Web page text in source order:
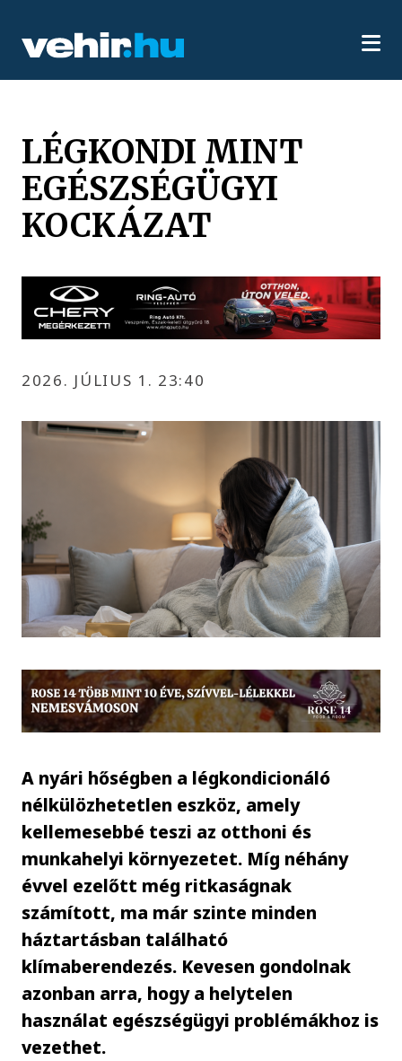
LÉGKONDI MINT
EGÉSZSÉGÜGYI
KOCKÁZAT
2026. JÚLIUS 1. 23:40
A nyári hőségben a légkondicionáló
nélkülözhetetlen eszköz, amely
kellemesebbé teszi az otthoni és
munkahelyi környezetet. Míg néhány
évvel ezelőtt még ritkaságnak
számított, ma már szinte minden
háztartásban található
klímaberendezés. Kevesen gondolnak
azonban arra, hogy a helytelen
használat egészségügyi problémákhoz is
vezethet.